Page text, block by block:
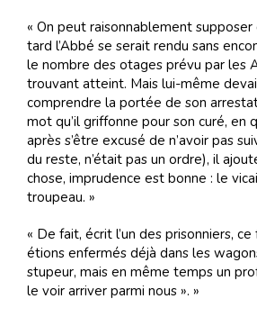
« On peut raisonnablement supposer
tard l’Abbé se serait rendu sans
le nombre des otages prévu par les
trouvant atteint. Mais lui-même
comprendre la portée de son
mot qu’il griffonne pour son curé, en
après s’être excusé de n’avoir pas
du reste, n’était pas un ordre), il
chose, imprudence est bonne : le
troupeau. »
« De fait, écrit l’un des prisonniers,
étions enfermés déjà dans les
stupeur, mais en même temps un
le voir arriver parmi nous ». »